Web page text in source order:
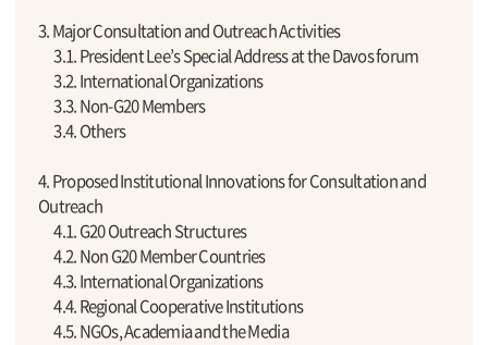
3. Major Consultation and Outreach Activities
3.1. President Lee’s Special Address at the Davos forum
3.2. International Organizations
3.3. Non-G20 Members
3.4. Others
4. Proposed Institutional Innovations for Consultation and
Outreach
4.1. G20 Outreach Structures
4.2. Non G20 Member Countries
4.3. International Organizations
4.4. Regional Cooperative Institutions
4.5. NGOs, Academia and the Media